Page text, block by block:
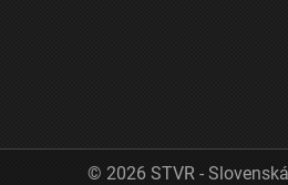
© 2026 STVR -